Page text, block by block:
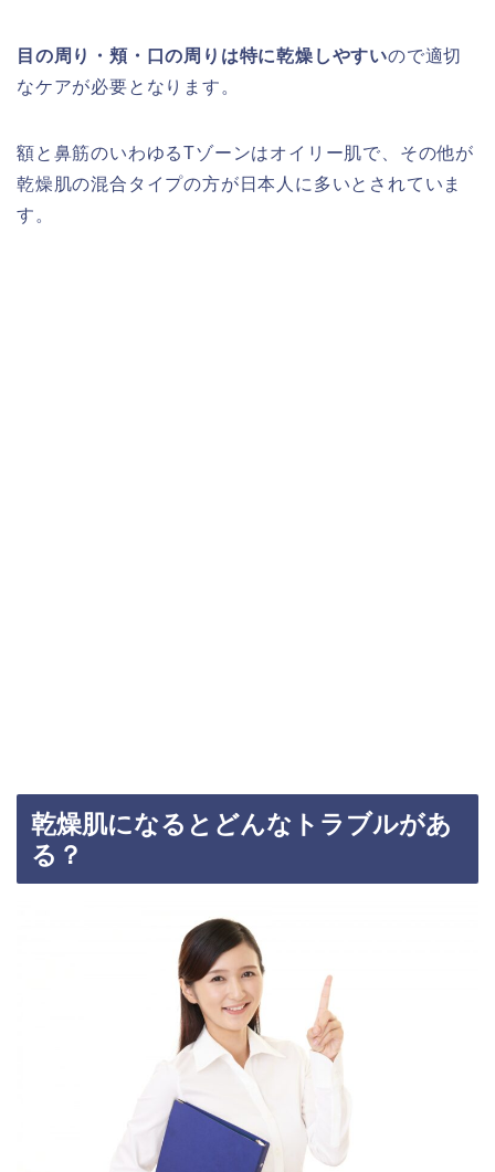
目の周り・頬・口の周りは特に乾燥しやすいので適切
なケアが必要となります。
額と鼻筋のいわゆるTゾーンはオイリー肌で、その他が
乾燥肌の混合タイプの方が日本人に多いとされていま
す。
乾燥肌になるとどんなトラブルがあ
る？